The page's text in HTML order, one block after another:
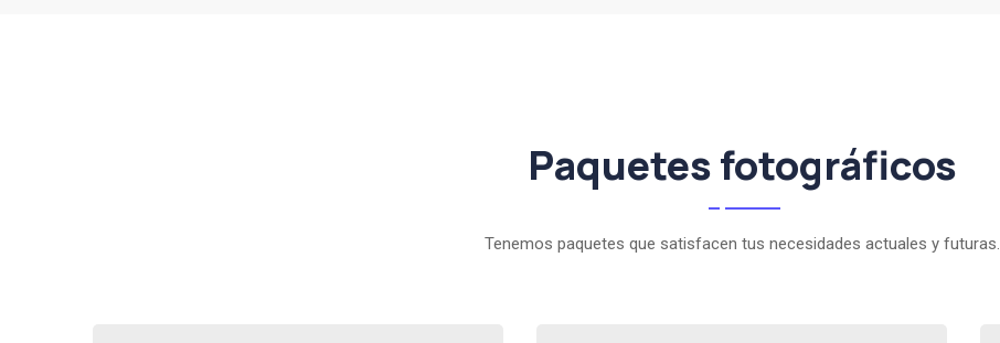
Paquetes fotográficos
Tenemos paquetes que satisfacen tus necesidades actuales y futuras.